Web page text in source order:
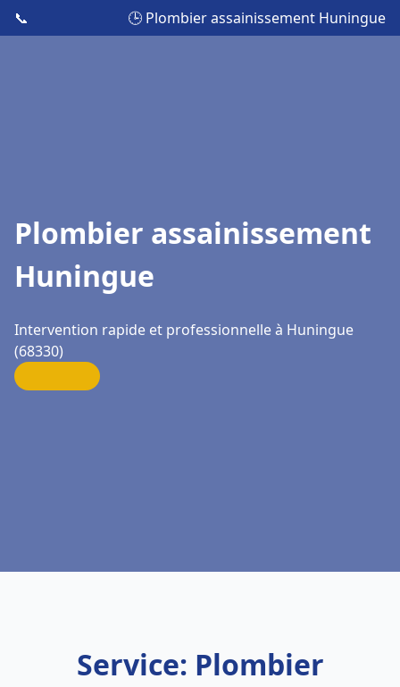
📞 🕒 Plombier assainissement Huningue
Plombier assainissement
Huningue
Intervention rapide et professionnelle à Huningue
(68330)
Service: Plombier